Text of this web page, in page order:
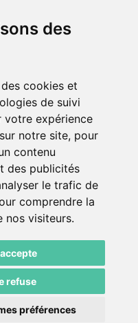
des
cookies et
de suivi
votre expérience
notre site, pour
contenu
des publicités
le trafic de
comprendre la
nos visiteurs.
refuse
préférences
03